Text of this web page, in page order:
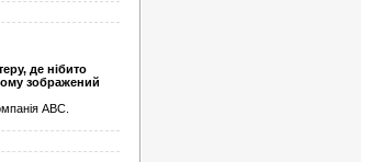
де нібито
зображений
АВС.